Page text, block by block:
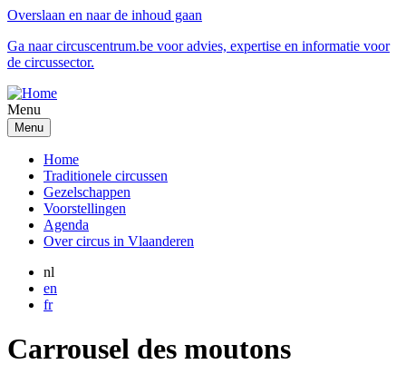
Overslaan en naar de inhoud gaan
Ga naar circuscentrum.be voor advies, expertise en informatie voor
de circussector.
Menu
Menu
Home
Traditionele circussen
Gezelschappen
Voorstellingen
Agenda
Over circus in Vlaanderen
nl
en
fr
Carrousel des moutons